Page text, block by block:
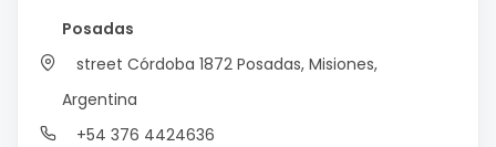
Posadas
street Córdoba 1872 Posadas, Misiones,
Argentina
+54 376 4424636